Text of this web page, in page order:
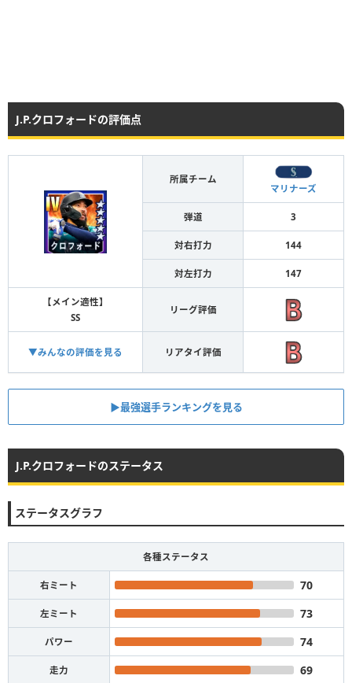
J.P.クロフォードの評価点
所属チーム
マリナーズ
弾道 3
対右打力 144
対左打力 147
【メイン適性】
SS
リーグ評価
▼みんなの評価を見る リアタイ評価
▶︎最強選手ランキングを見る
J.P.クロフォードのステータス
ステータスグラフ
各種ステータス
右ミート 70
左ミート 73
パワー 74
走力 69